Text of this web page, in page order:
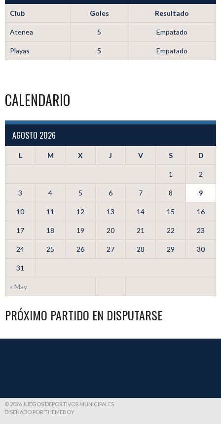
Club Goles Resultado
Atenea 5 Empatado
Playas 5 Empatado
CALENDARIO
AGOSTO 2026
L M X J V S D
« May
1 2
3 4 5 6 7 8 9
10 11 12 13 14 15 16
17 18 19 20 21 22 23
24 25 26 27 28 29 30
31
PRÓXIMO PARTIDO EN DISPUTARSE
© 2026 JUEGOS DEPORTIVOS MUNICIPALES
DISEÑADO POR THEMEBOY